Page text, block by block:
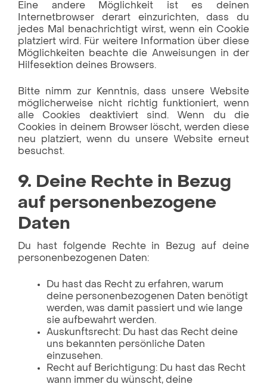
Eine andere Möglichkeit ist es deinen
Internetbrowser derart einzurichten, dass du
jedes Mal benachrichtigt wirst, wenn ein Cookie
platziert wird. Für weitere Information über diese
Möglichkeiten beachte die Anweisungen in der
Hilfesektion deines Browsers.
Bitte nimm zur Kenntnis, dass unsere Website
möglicherweise nicht richtig funktioniert, wenn
alle Cookies deaktiviert sind. Wenn du die
Cookies in deinem Browser löscht, werden diese
neu platziert, wenn du unsere Website erneut
besuchst.
9. Deine Rechte in Bezug
auf personenbezogene
Daten
Du hast folgende Rechte in Bezug auf deine
personenbezogenen Daten:
Du hast das Recht zu erfahren, warum
deine personenbezogenen Daten benötigt
werden, was damit passiert und wie lange
sie aufbewahrt werden.
Auskunftsrecht: Du hast das Recht deine
uns bekannten persönliche Daten
einzusehen.
Recht auf Berichtigung: Du hast das Recht
wann immer du wünscht, deine